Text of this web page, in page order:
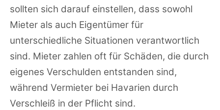
sollten sich darauf einstellen, dass sowohl
Mieter als auch Eigentümer für
unterschiedliche Situationen verantwortlich
sind. Mieter zahlen oft für Schäden, die durch
eigenes Verschulden entstanden sind,
während Vermieter bei Havarien durch
Verschleiß in der Pflicht sind.